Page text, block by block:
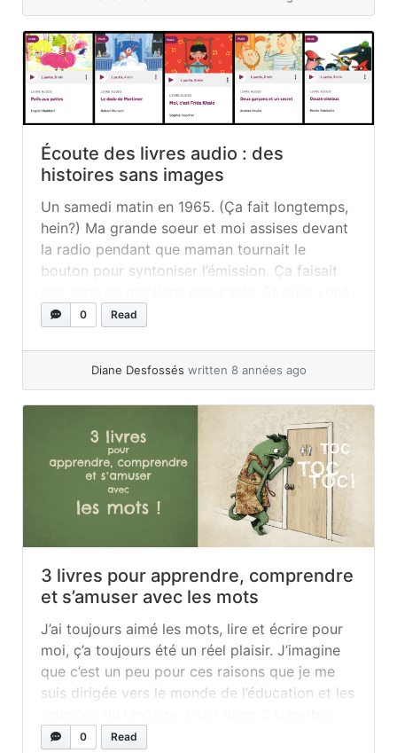
Écoute des livres audio : des
histoires sans images
Un samedi matin en 1965. (Ça fait longtemps,
hein?) Ma grande soeur et moi assises devant
la radio pendant que maman tournait le
bouton pour syntoniser l’émission. Ça faisait
que : « Silence ! Ça commence ! » criait ma
yeux. Les premières... »read more
0 Read
Diane Desfossés written 8 années ago
3 livres pour apprendre, comprendre
et s’amuser avec les mots
J’ai toujours aimé les mots, lire et écrire pour
moi, ç’a toujours été un réel plaisir. J’imagine
que c’est un peu pour ces raisons que je me
suis dirigée vers le monde de l’éducation et les
outils à posséder dans sa bibliothèque, que
0 Read